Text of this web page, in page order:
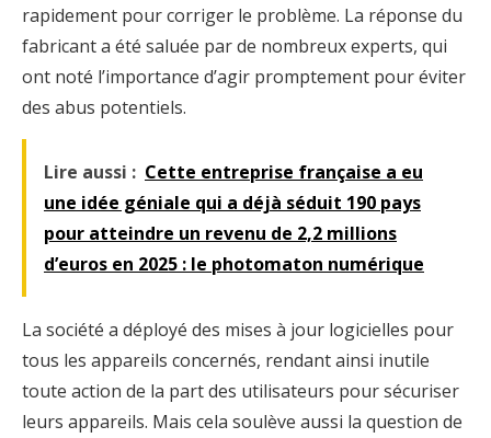
rapidement pour corriger le problème. La réponse du
fabricant a été saluée par de nombreux experts, qui
ont noté l’importance d’agir promptement pour éviter
des abus potentiels.
Lire aussi : Cette entreprise française a eu
une idée géniale qui a déjà séduit 190 pays
pour atteindre un revenu de 2,2 millions
d’euros en 2025 : le photomaton numérique
La société a déployé des mises à jour logicielles pour
tous les appareils concernés, rendant ainsi inutile
toute action de la part des utilisateurs pour sécuriser
leurs appareils. Mais cela soulève aussi la question de